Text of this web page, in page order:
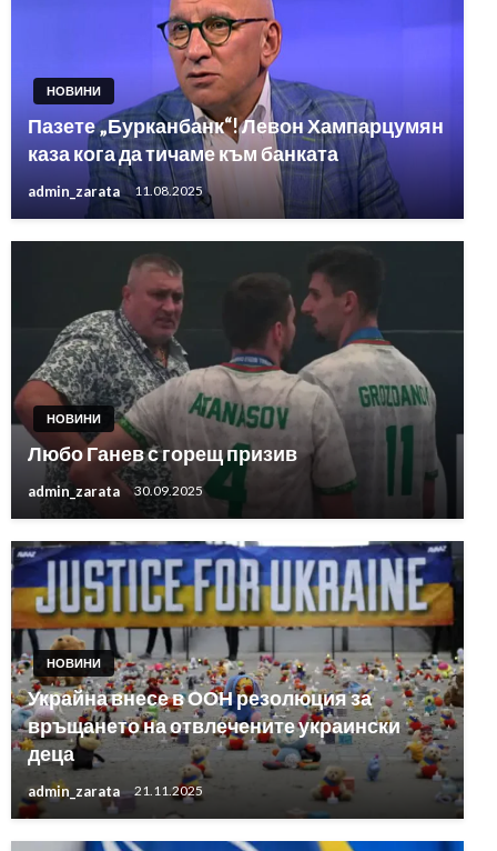
НОВИНИ
Пазете „Бурканбанк“! Левон Хампарцумян
каза кога да тичаме към банката
admin_zarata 11.08.2025
НОВИНИ
Любо Ганев с горещ призив
admin_zarata 30.09.2025
НОВИНИ
Украйна внесе в ООН резолюция за
връщането на отвлечените украински
деца
admin_zarata 21.11.2025